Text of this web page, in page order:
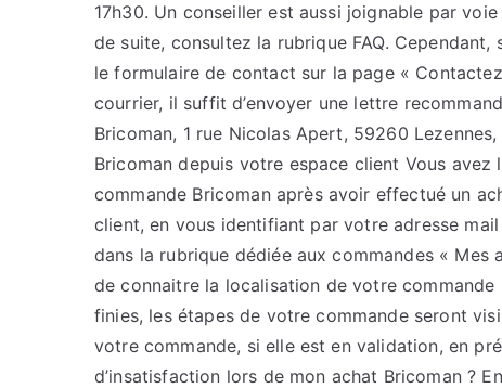
17h30. Un conseiller est aussi joignable par
de suite, consultez la rubrique FAQ.
le formulaire de contact sur la page «
courrier, il suffit d’envoyer une lettre
Bricoman, 1 rue Nicolas Apert, 59260
Bricoman depuis votre espace client Vous avez
commande Bricoman après avoir effectué un
client, en vous identifiant par votre adresse
dans la rubrique dédiée aux commandes « Mes
de connaitre la localisation de votre
finies, les étapes de votre commande seront
votre commande, si elle est en validation, en
d’insatisfaction lors de mon achat Bricoman ?